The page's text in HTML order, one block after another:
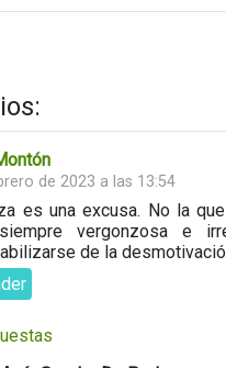
de 2023 a las 13:54
es una excusa. No la
vergonzosa e
de la